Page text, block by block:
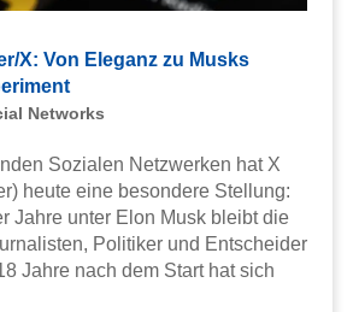
X: Von Eleganz zu Musks
Networks
Sozialen Netzwerken hat X
heute eine besondere Stellung:
Jahre unter Elon Musk bleibt die
Politiker und Entscheider
Jahre nach dem Start hat sich